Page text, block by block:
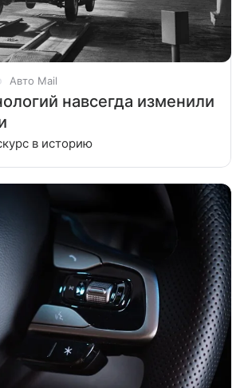
Авто Mail
навсегда изменили
в историю